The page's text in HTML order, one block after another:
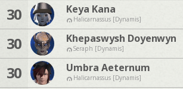
30 Keya Kana
Halicarnassus [Dynamis]
30 Khepaswysh Doyenwyn
Seraph [Dynamis]
30 Umbra Aeternum
Halicarnassus [Dynamis]